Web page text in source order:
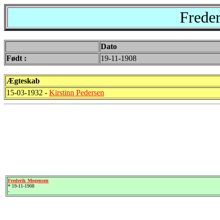
Dato
Født :
19-11-1908
Ægteskab
15-03-1932 - Kirstinn Pedersen
Frederik Mogensen
* 19-11-1908
-